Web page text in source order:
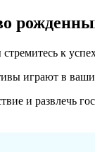
к
играют в
и развлечь